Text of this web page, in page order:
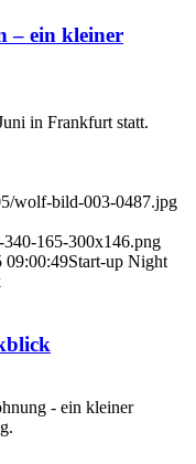
– ein kleiner
in Frankfurt statt.
wolf-bild-003-0487.jpg
165-300x146.png
09:00:49Start-up Night
- ein kleiner